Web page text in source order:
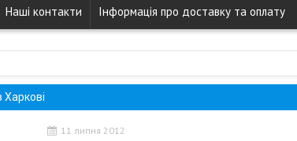
Наші контакти Інформація про доставку та оплату
Харкові
11 липня 2012